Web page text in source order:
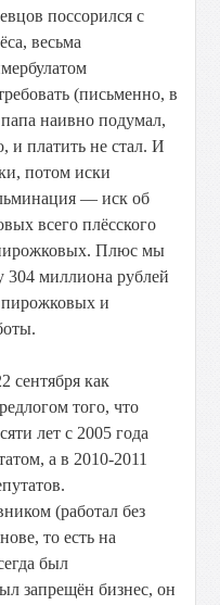
поссорился с
весьма
(письменно, в
папа наивно подумал,
и платить не стал. И
потом иски
— иск об
всего плёсского
Плюс мы
304 миллиона рублей
и
сентября как
того, что
лет с 2005 года
а в 2010-2011
(работал без
то есть на
был
запрещён бизнес, он